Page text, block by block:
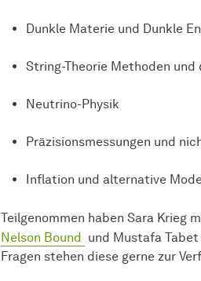
Dunkle Materie und Dunkle
String-Theorie Methoden und
Neutrino-Physik
Präzisionsmessungen und
Inflation und alternative
Teilgenommen haben Sara Krieg
Nelson Bound
und Mustafa
Fragen stehen diese gerne zur